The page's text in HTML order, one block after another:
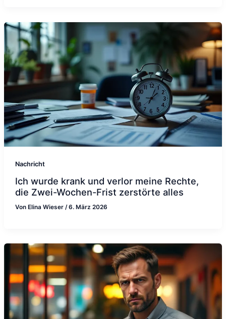
Nachricht
Ich wurde krank und verlor meine Rechte,
die Zwei-Wochen-Frist zerstörte alles
Von Elina Wieser /6. März 2026